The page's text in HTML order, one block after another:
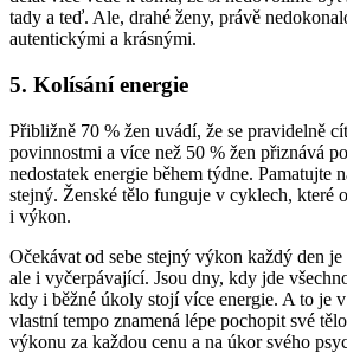
tady a teď. Ale, drahé ženy, právě
autentickými a krásnými.
5. Kolísání energie
Přibližně 70 % žen uvádí, že se pravidelně
povinnostmi a více než 50 % žen přiznává
nedostatek energie během týdne. Pamatujte
stejný. Ženské tělo funguje v cyklech, které
i výkon.
Očekávat od sebe stejný výkon každý den je
ale i vyčerpávající. Jsou dny, kdy jde
kdy i běžné úkoly stojí více energie. A to je
vlastní tempo znamená lépe pochopit své
výkonu za každou cenu a na úkor svého